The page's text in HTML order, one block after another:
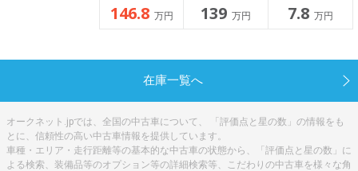
146.8 万円 139 万円 7.8 万円
在庫一覧へ
オークネット.jpでは、全国の中古車について、 「評価点と星の数」の情報をも
とに、信頼性の高い中古車情報を提供しています。
車種・エリア・走行距離等の基本的な中古車の状態から、「評価点と星の数」に
よる検索、装備品等のオプション等の詳細検索等、こだわりの中古車を様々な角